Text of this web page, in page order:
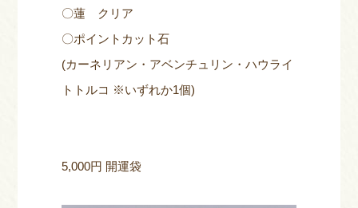
〇蓮 クリア
〇ポイントカット石
(カーネリアン・アベンチュリン・ハウライ
トトルコ ※いずれか1個)
5,000円 開運袋